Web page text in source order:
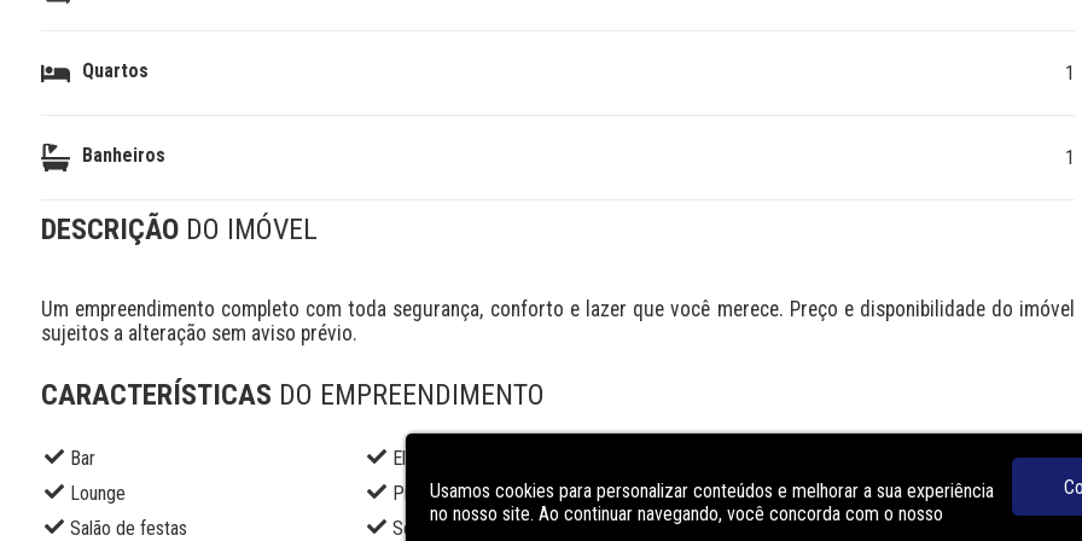
Quartos 1
Banheiros 1
DESCRIÇÃO DO IMÓVEL
Um empreendimento completo com toda segurança, conforto e lazer que você merece. Preço e disponibilidade do imóvel
sujeitos a alteração sem aviso prévio.
CARACTERÍSTICAS DO EMPREENDIMENTO
Bar Elevador social
Lounge
Piscina adulto
Portaria
Salão de festas
Segurança Solarium
Usamos cookies para personalizar conteúdos e melhorar a sua experiência
no nosso site. Ao continuar navegando, você concorda com o nosso